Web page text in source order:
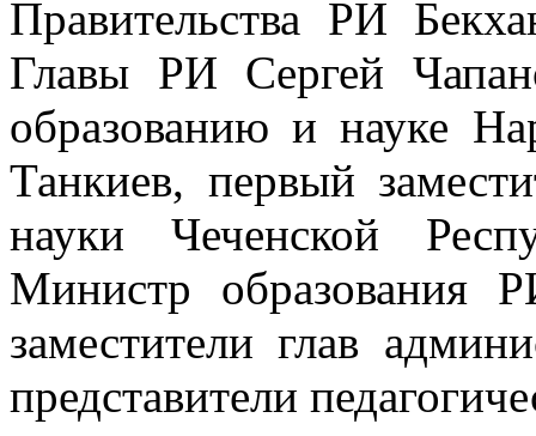
Правительства РИ
Главы РИ Сергей
образованию и науке
Танкиев, первый
науки Чеченской
Министр образования
заместители глав
представители